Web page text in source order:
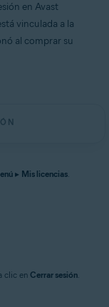
en Avast
vinculada a la
al comprar su
▸ Mis licencias.
clic en Cerrar sesión